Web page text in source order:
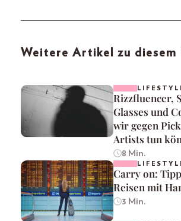
Weitere Artikel zu diesem
Rizzfluencer,
Glasses und
wir gegen
Artists tun
8 Min.
Carry on:
Reisen mit
3 Min.